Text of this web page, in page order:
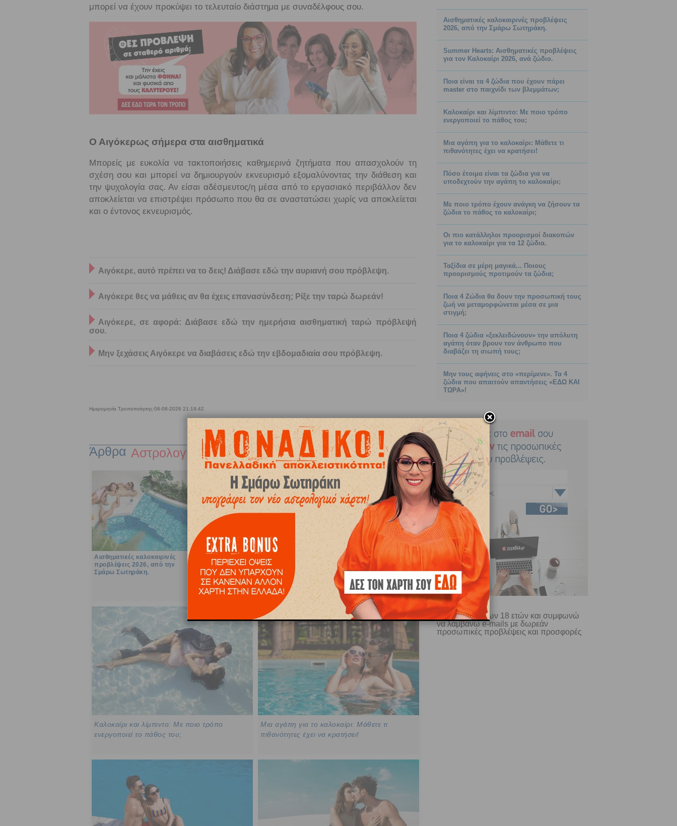
μπορεί να έχουν προκύψει το τελευταίο διάστημα με συναδέλφους σου.
Ο Αιγόκερως σήμερα στα αισθηματικά
Μπορείς με ευκολία να τακτοποιήσεις καθημερινά ζητήματα που απασχολούν τη
σχέση σου και μπορεί να δημιουργούν εκνευρισμό εξομαλύνοντας την διάθεση και
την ψυχολογία σας. Αν είσαι αδέσμευτος/η μέσα από το εργασιακό περιβάλλον δεν
αποκλείεται να επιστρέψει πρόσωπο που θα σε αναστατώσει χωρίς να αποκλείεται
και ο έντονος εκνευρισμός.
Αιγόκερε, αυτό πρέπει να το δεις! Διάβασε εδώ την αυριανή σου πρόβλεψη.
Αιγόκερε θες να μάθεις αν θα έχεις επανασύνδεση; Ρίξε την ταρώ δωρεάν!
Αιγόκερε, σε αφορά: Διάβασε εδώ την ημερήσια αισθηματική ταρώ πρόβλεψή
σου.
Μην ξεχάσεις Αιγόκερε να διαβάσεις εδώ την εβδομαδιαία σου πρόβλεψη.
Ημερομηνία Τροποποίησης:06-08-2026 21:19:42
Άρθρα Αστρολογία ς 06 08 2026
Αισθηματικές καλοκαιρινές
προβλέψεις 2026, από την
Σμάρω Σωτηράκη.
Summer Hearts: Αισθηματικές
προβλέψεις για τον Καλοκαίρι
2026, ανά ζώδιο.
Ποια είναι τα 4 ζώδια που έχουν
πάρει master στο παιχνίδι των
βλεμμάτων;
Καλοκαίρι και λίμπιντο: Με ποιο τρόπο
ενεργοποιεί το πάθος του;
Μια αγάπη για το καλοκαίρι: Μάθετε τι
πιθανότητες έχει να κρατήσει!
Αισθηματικές καλοκαιρινές προβλέψεις
2026, από την Σμάρω Σωτηράκη.
Summer Hearts: Αισθηματικές προβλέψεις
για τον Καλοκαίρι 2026, ανά ζώδιο.
Ποια είναι τα 4 ζώδια που έχουν πάρει
master στο παιχνίδι των βλεμμάτων;
Καλοκαίρι και λίμπιντο: Με ποιο τρόπο
ενεργοποιεί το πάθος του;
Μια αγάπη για το καλοκαίρι: Μάθετε τι
πιθανότητες έχει να κρατήσει!
Πόσο έτοιμα είναι τα ζώδια για να
υποδεχτούν την αγάπη το καλοκαίρι;
Με ποιο τρόπο έχουν ανάγκη να ζήσουν τα
ζώδια το πάθος το καλοκαίρι;
Οι πιο κατάλληλοι προορισμοί διακοπών
για το καλοκαίρι για τα 12 ζώδια.
Ταξίδια σε μέρη μαγικά... Ποιους
προορισμούς προτιμούν τα ζώδια;
Ποια 4 Ζώδια θα δουν την προσωπική τους
ζωή να μεταμορφώνεται μέσα σε μια
στιγμή;
Ποια 4 ζώδια «ξεκλειδώνουν» την απόλυτη
αγάπη όταν βρουν τον άνθρωπο που
διαβάζει τη σιωπή τους;
Μην τους αφήνεις στο «περίμενε». Τα 4
ζώδια που απαιτούν απαντήσεις «ΕΔΩ ΚΑΙ
ΤΩΡΑ»!
Αιγόκερως
Είμαι άνω των 18 ετών και συμφωνώ
να λαμβάνω e-mails με δωρεάν
προσωπικές προβλέψεις και προσφορές